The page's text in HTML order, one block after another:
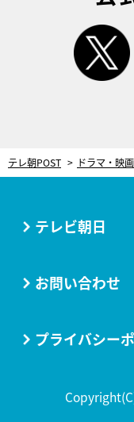
テレ朝POST ドラマ・映画
テレビ朝日
お問い合わせ
プライバシー